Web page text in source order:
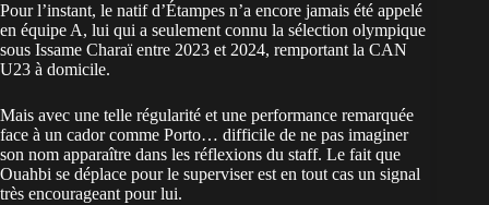
Pour l’instant, le natif d’Étampes n’a encore jamais été appelé
en équipe A, lui qui a seulement connu la sélection olympique
sous Issame Charaï entre 2023 et 2024, remportant la CAN
U23 à domicile.
Mais avec une telle régularité et une performance remarquée
face à un cador comme Porto… difficile de ne pas imaginer
son nom apparaître dans les réflexions du staff. Le fait que
Ouahbi se déplace pour le superviser est en tout cas un signal
très encourageant pour lui.